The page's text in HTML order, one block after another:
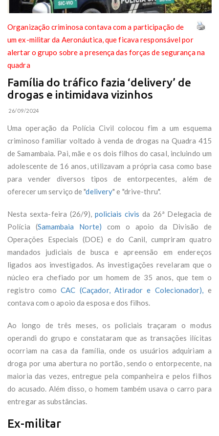
Organização criminosa contava com a participação de
um ex-militar da Aeronáutica, que ficava responsável por
alertar o grupo sobre a presença das forças de segurança na
quadra
Família do tráfico fazia ‘delivery’ de
drogas e intimidava vizinhos
26/09/2024
Uma operação da Polícia Civil colocou fim a um esquema
criminoso familiar voltado à venda de drogas na Quadra 415
de Samambaia. Pai, mãe e os dois filhos do casal, incluindo um
adolescente de 16 anos, utilizavam a própria casa como base
para vender diversos tipos de entorpecentes, além de
oferecer um serviço de "delivery" e "drive-thru".
Nesta sexta-feira (26/9), policiais civisda 26ª Delegacia de
Polícia (Samambaia Norte) com o apoio da Divisão de
Operações Especiais (DOE) e do Canil, cumpriram quatro
mandados judiciais de busca e apreensão em endereços
ligados aos investigados. As investigações revelaram que o
núcleo era chefiado por um homem de 35 anos, que tem o
registro como CAC (Caçador, Atirador e Colecionador), e
contava com o apoio da esposa e dos filhos.
Ao longo de três meses, os policiais traçaram o modus
operandi do grupo e constataram que as transações ilícitas
ocorriam na casa da família, onde os usuários adquiriam a
droga por uma abertura no portão, sendo o entorpecente, na
maioria das vezes, entregue pela companheira e pelos filhos
do acusado. Além disso, o homem também usava o carro para
entregar as substâncias.
Ex-militar